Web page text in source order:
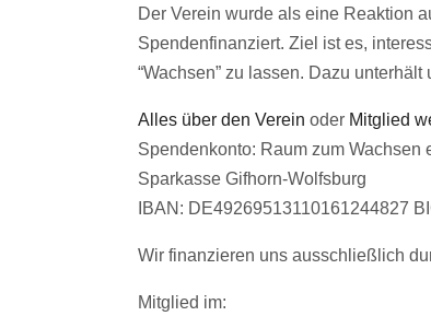
Der Verein wurde als eine Reaktion
Spendenfinanziert. Ziel ist es,
“Wachsen” zu lassen. Dazu
Alles über den Verein oder Mitglied
Spendenkonto: Raum zum Wachsen
Sparkasse Gifhorn-Wolfsburg
IBAN: DE49269513110161244827
Wir finanzieren uns ausschließlich
Mitglied im: